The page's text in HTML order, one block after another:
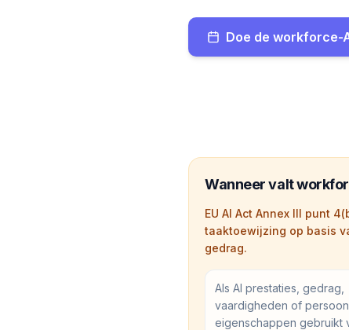
Doe de workforce-
Wanneer valt
EU AI Act Annex III punt
taaktoewijzing op basis
gedrag.
Als AI prestaties, gedrag,
vaardigheden of
eigenschappen gebruikt